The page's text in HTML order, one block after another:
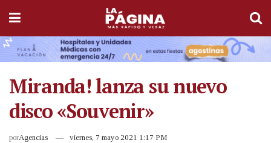
Miranda! lanza su nuevo
disco «Souvenir»
porAgencias viernes, 7 mayo 2021 1:17 PM